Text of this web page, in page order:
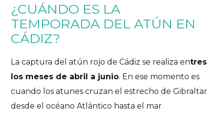
¿CUÁNDO ES LA
TEMPORADA DEL ATÚN EN
CÁDIZ?
La captura del atún rojo de Cádiz se realiza entres
los meses de abril a junio. En ese momento es
cuando los atunes cruzan el estrecho de Gibraltar
desde el océano Atlántico hasta el mar